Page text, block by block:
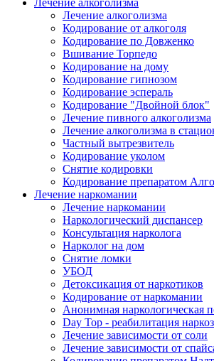
Лечение алкоголизма
Лечение алкоголизма
Кодирование от алкоголя
Кодирование по Довженко
Вшивание Торпедо
Кодирование на дому
Кодирование гипнозом
Кодирование эспераль
Кодирование "Двойной блок"
Лечение пивного алкоголизма
Лечение алкоголизма в
Частный вытрезвитель
Кодирование уколом
Снятие кодировки
Кодирование препаратом
Лечение наркомании
Лечение наркомании
Наркологический диспансер
Консультация нарколога
Нарколог на дом
Снятие ломки
УБОД
Детоксикация от наркотиков
Кодирование от наркомании
Анонимная наркологическая
Day Top - реабилитация
Лечение зависимости от соли
Лечение зависимости от